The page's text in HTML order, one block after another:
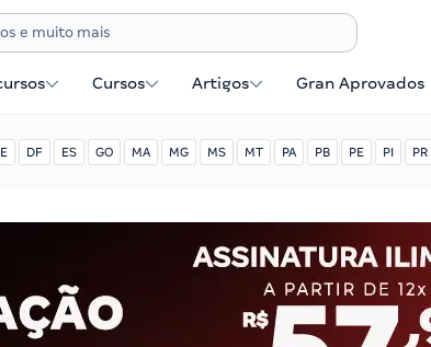
Cursos Artigos Gran Aprovados
DF ES GO MA MG MS MT PA PB PE PI PR